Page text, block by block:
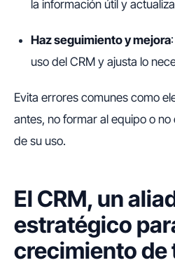
la información útil y
Haz seguimiento y mejora
uso del CRM y ajusta lo
Evita errores comunes como
antes, no formar al equipo o
de su uso.
El CRM, un
estratégico
crecimiento de